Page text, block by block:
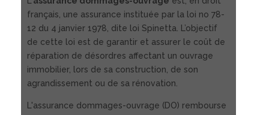
français, une assurance instituée par la loi no 78-
12 du 4 janvier 1978, dite loi Spinetta. L’objectif
de cette loi est de garantir et assurer le coût de
réparation de désordres affectant un ouvrage
immobilier, lors de sa construction, de son
agrandissement ou de sa rénovation.
L'assurance dommages-ouvrage (DO) rembourse